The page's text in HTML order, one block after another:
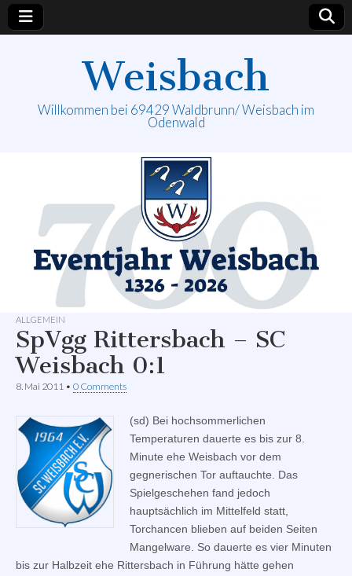
Weisbach
Willkommen bei 69429 Waldbrunn/ Weisbach im
Odenwald
ALLGEMEIN
SpVgg Rittersbach – SC
Weisbach 0:1
8. Mai 2011 • 0 Comments
(sd) Bei hochsommerlichen
Temperaturen dauerte es bis zur 8.
Minute ehe Weisbach vor dem
gegnerischen Tor auftauchte. Das
Spielgeschehen fand jedoch
hauptsächlich im Mittelfeld statt,
Torchancen blieben auf beiden Seiten
Mangelware. So dauerte es vier Minuten
bis zur Halbzeit ehe Rittersbach in Führung hätte gehen